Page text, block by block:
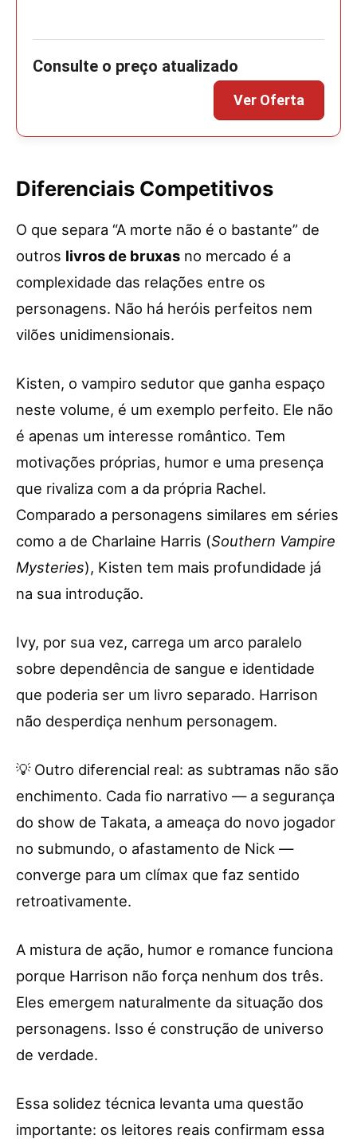
Diferenciais Competitivos
O que separa “A morte não é o bastante” de
outros livros de bruxas no mercado é a
complexidade das relações entre os
personagens. Não há heróis perfeitos nem
vilões unidimensionais.
Kisten, o vampiro sedutor que ganha espaço
neste volume, é um exemplo perfeito. Ele não
é apenas um interesse romântico. Tem
motivações próprias, humor e uma presença
que rivaliza com a da própria Rachel.
Comparado a personagens similares em séries
como a de Charlaine Harris (Southern Vampire
Mysteries), Kisten tem mais profundidade já
na sua introdução.
Ivy, por sua vez, carrega um arco paralelo
sobre dependência de sangue e identidade
que poderia ser um livro separado. Harrison
não desperdiça nenhum personagem.
💡 Outro diferencial real: as subtramas não são
enchimento. Cada fio narrativo — a segurança
do show de Takata, a ameaça do novo jogador
no submundo, o afastamento de Nick —
converge para um clímax que faz sentido
retroativamente.
A mistura de ação, humor e romance funciona
porque Harrison não força nenhum dos três.
Eles emergem naturalmente da situação dos
personagens. Isso é construção de universo
de verdade.
Essa solidez técnica levanta uma questão
importante: os leitores reais confirmam essa